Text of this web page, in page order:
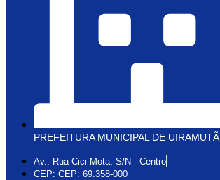
PREFEITURA MUNICIPAL DE UIRAMUTÃ
Av.: Rua Cici Mota, S/N - Centro
CEP: CEP: 69.358-000